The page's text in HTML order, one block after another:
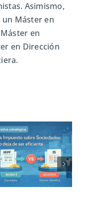
Asimismo,
Máster en
en
en Dirección
Cómo
retribuirte como
socio
administrador
sin penalizar
fiscalmente